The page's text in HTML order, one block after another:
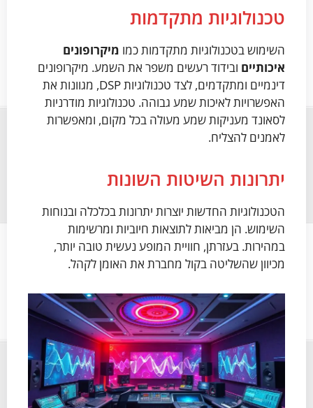
טכנולוגיות מתקדמות
השימוש בטכנולוגיות מתקדמות כמו מיקרופונים
איכותיים ובידוד רעשים משפר את השמע. מיקרופונים
דינמיים ומתקדמים, לצד טכנולוגיות DSP, מגוונות את
האפשרויות לאיכות שמע גבוהה. טכנולוגיות מודרניות
לסאונד מעניקות שמע מעולה בכל מקום, ומאפשרות
לאמנים להצליח.
יתרונות השיטות השונות
הטכנולוגיות החדשות יוצרות יתרונות בכלכלה ובנוחות
השימוש. הן מביאות לתוצאות חיוביות ומרשימות
במהירות. בעזרתן, חוויית המופע נעשית טובה יותר,
מכיוון שהשליטה בקול מחברת את האומן לקהל.